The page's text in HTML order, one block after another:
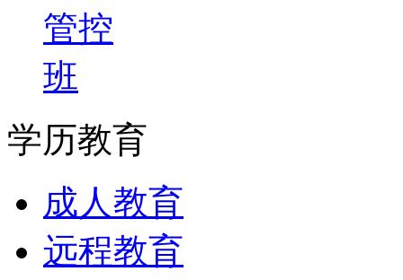
管控
班
学历教育
成人教育
远程教育